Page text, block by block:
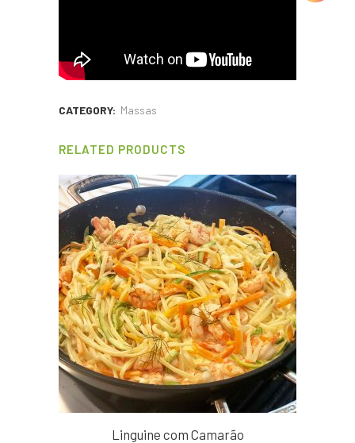
CATEGORY: Massas
RELATED PRODUCTS
Linguine com Camarão